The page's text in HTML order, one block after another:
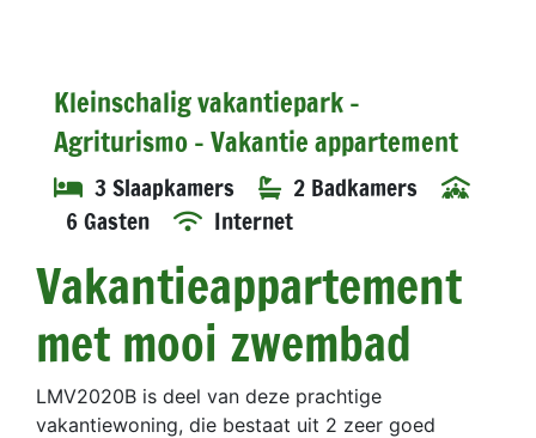
Kleinschalig vakantiepark -
Agriturismo - Vakantie appartement
3 Slaapkamers
2 Badkamers
6 Gasten
Internet
Vakantieappartement
met mooi zwembad
LMV2020B is deel van deze prachtige
vakantiewoning, die bestaat uit 2 zeer goed